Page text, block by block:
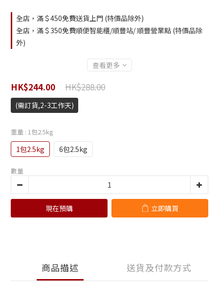
全店，滿＄450免費送貨上門 (特價品除外)
全店，滿＄350免費順便智能櫃/順豐站/ 順豐營業點 (特價品除
外)
查看更多
HK$288.00
HK$244.00
(需訂貨,2-3工作天)
重量 : 1包2.5kg
1包2.5kg 6包2.5kg
數量
現在預購 立即購買
商品描述 送貨及付款方式